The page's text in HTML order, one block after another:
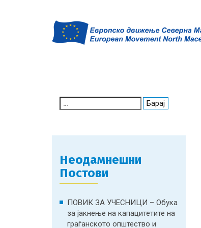
for:
Неодамнешни
Постови
ПОВИК ЗА УЧЕСНИЦИ – Обука
за јакнење на капацитетите на
граѓанското општество и